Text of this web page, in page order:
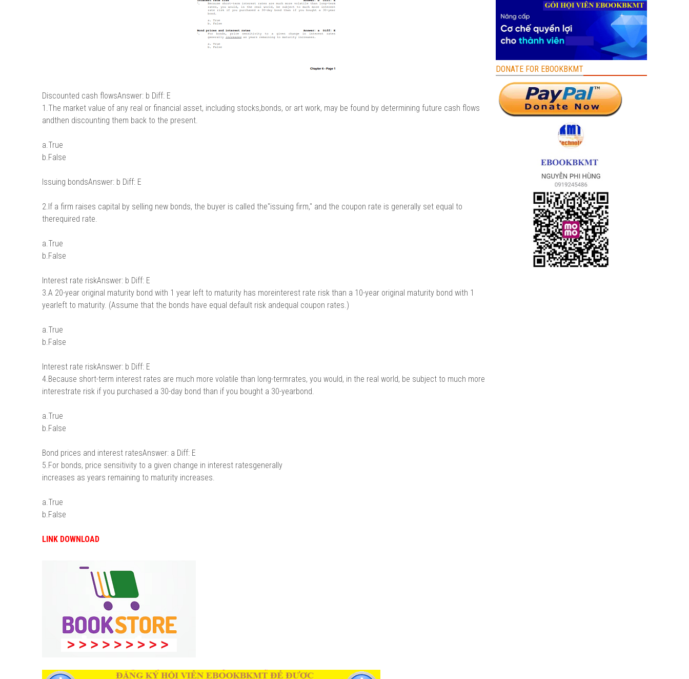
Discounted cash flowsAnswer: b Diff: E
1.The market value of any real or financial asset, including stocks,bonds, or art work, may be found by determining future cash flows
andthen discounting them back to the present.
a.True
b.False
Issuing bondsAnswer: b Diff: E
2.If a firm raises capital by selling new bonds, the buyer is called the"issuing firm," and the coupon rate is generally set equal to
therequired rate.
a.True
b.False
Interest rate riskAnswer: b Diff: E
3.A 20-year original maturity bond with 1 year left to maturity has moreinterest rate risk than a 10-year original maturity bond with 1
yearleft to maturity. (Assume that the bonds have equal default risk andequal coupon rates.)
a.True
b.False
Interest rate riskAnswer: b Diff: E
4.Because short-term interest rates are much more volatile than long-termrates, you would, in the real world, be subject to much more
interestrate risk if you purchased a 30-day bond than if you bought a 30-yearbond.
a.True
b.False
Bond prices and interest ratesAnswer: a Diff: E
5.For bonds, price sensitivity to a given change in interest ratesgenerally
increases as years remaining to maturity increases.
a.True
b.False
LINK DOWNLOAD
DONATE FOR EBOOKBKMT